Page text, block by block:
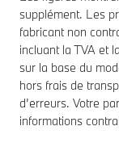
supplément. Les
fabricant non
incluant la TVA et
sur la base du
hors frais de
d’erreurs. Votre
informations